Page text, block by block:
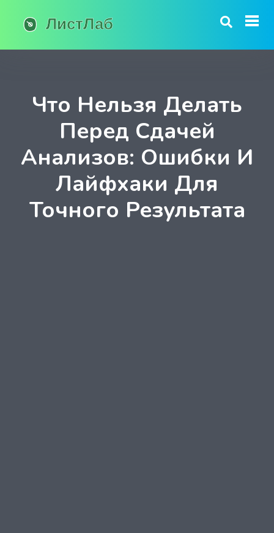
Что Нельзя Делать
Перед Сдачей
Анализов: Ошибки И
Лайфхаки Для
Точного Результата